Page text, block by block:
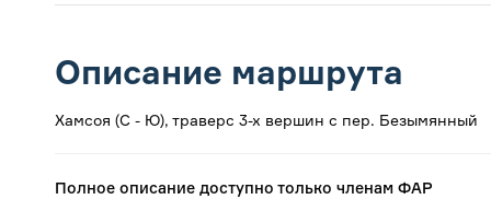
Описание маршрута
Хамсоя (С - Ю), траверс 3-х вершин с пер. Безымянный
Полное описание доступно только членам ФАР